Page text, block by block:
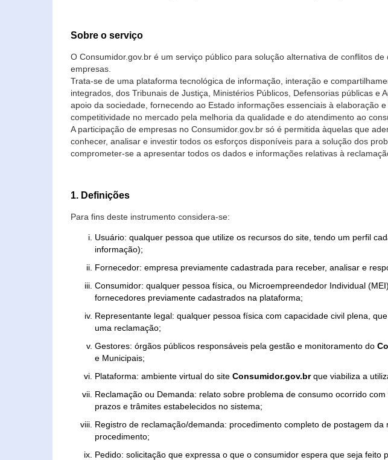
Sobre o serviço
O Consumidor.gov.br é um serviço público para solução alternativa de conflitos
empresas.
Trata-se de uma plataforma tecnológica de informação, interação e
integrados, dos Tribunais de Justiça, Ministérios Públicos, Defensorias públicas
apoio da sociedade, fornecendo ao Estado informações essenciais à elaboração
competitividade no mercado pela melhoria da qualidade e do atendimento ao
A participação de empresas no Consumidor.gov.br só é permitida àquelas que
conhecer, analisar e investir todos os esforços disponíveis para a solução dos
comprometer-se a apresentar todos os dados e informações relativas à
1. Definições
Para fins deste instrumento considera-se:
Usuário: qualquer pessoa que utilize os recursos do site, tendo um perfil
informação);
Fornecedor: empresa previamente cadastrada para receber, analisar e
Consumidor: qualquer pessoa física, ou Microempreendedor Individual
fornecedores previamente cadastrados na plataforma;
Representante legal: qualquer pessoa física com capacidade civil plena,
uma reclamação;
Gestores: órgãos públicos responsáveis pela gestão e monitoramento do
e Municipais;
Plataforma: ambiente virtual do site Consumidor.gov.brque viabiliza a
Reclamação ou Demanda: relato sobre problema de consumo ocorrido
prazos e trâmites estabelecidos no sistema;
Registro de reclamação/demanda: procedimento completo de postagem
procedimento;
Pedido: solicitação que expressa o que o consumidor espera que seja feito